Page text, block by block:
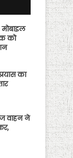
को
का
वाहन ने